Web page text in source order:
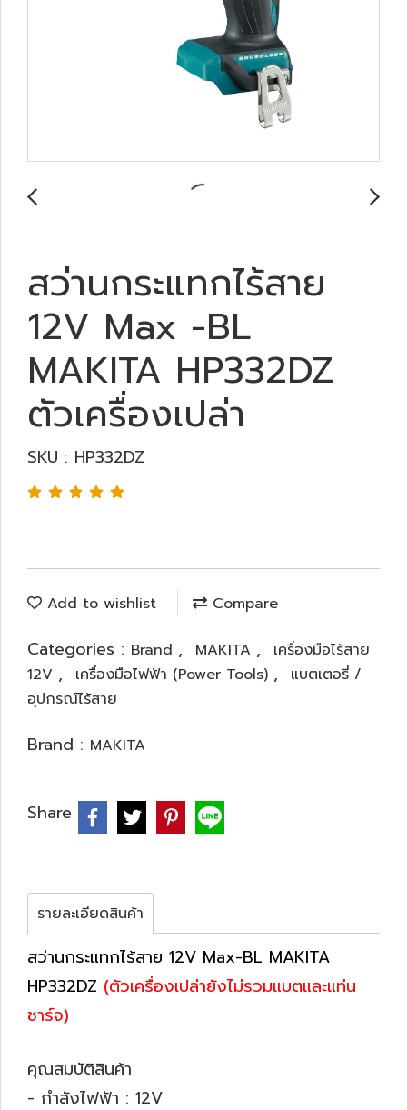
สว่านกระแทกไร้สาย
12V Max -BL
MAKITA HP332DZ
ตัวเครื่องเปล่า
SKU : HP332DZ
Add to wishlist Compare
Categories : Brand , MAKITA ,
เครื่องมือไร้สาย
12V , เครื่องมือไฟฟ้า (Power Tools) ,
แบตเตอรี่ /
อุปกรณ์ไร้สาย
Brand : MAKITA
Share
รายละเอียดสินค้า
สว่านกระแทกไร้สาย 12V Max-BL MAKITA
HP332DZ (ตัวเครื่องเปล่ายังไม่รวมแบตและแท่น
ชาร์จ)
คุณสมบัติสินค้า
- กำลังไฟฟ้า : 12V